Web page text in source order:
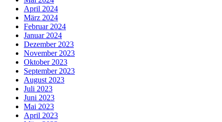
April 2024
März 2024
Februar 2024
Januar 2024
Dezember 2023
November 2023
Oktober 2023
September 2023
August 2023
Juli 2023
Juni 2023
Mai 2023
April 2023